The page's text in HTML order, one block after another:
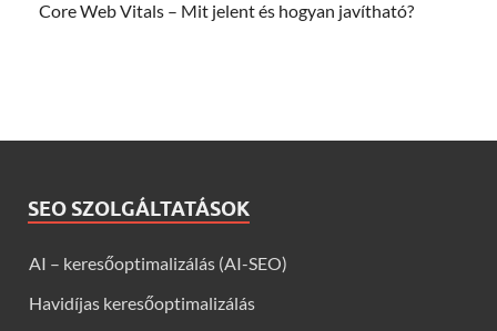
Core Web Vitals – Mit jelent és hogyan javítható?
SEO SZOLGÁLTATÁSOK
AI – keresőoptimalizálás (AI-SEO)
Havidíjas keresőoptimalizálás